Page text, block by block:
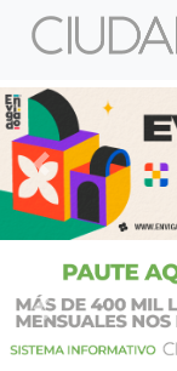
Previous
Previous